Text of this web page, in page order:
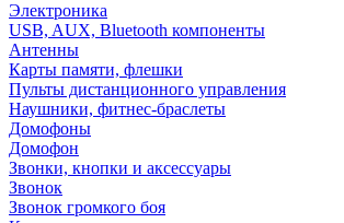
Электроника
USB, AUX, Bluetooth компоненты
Антенны
Карты памяти, флешки
Пульты дистанционного управления
Наушники, фитнес-браслеты
Домофоны
Домофон
Звонки, кнопки и аксессуары
Звонок
Звонок громкого боя